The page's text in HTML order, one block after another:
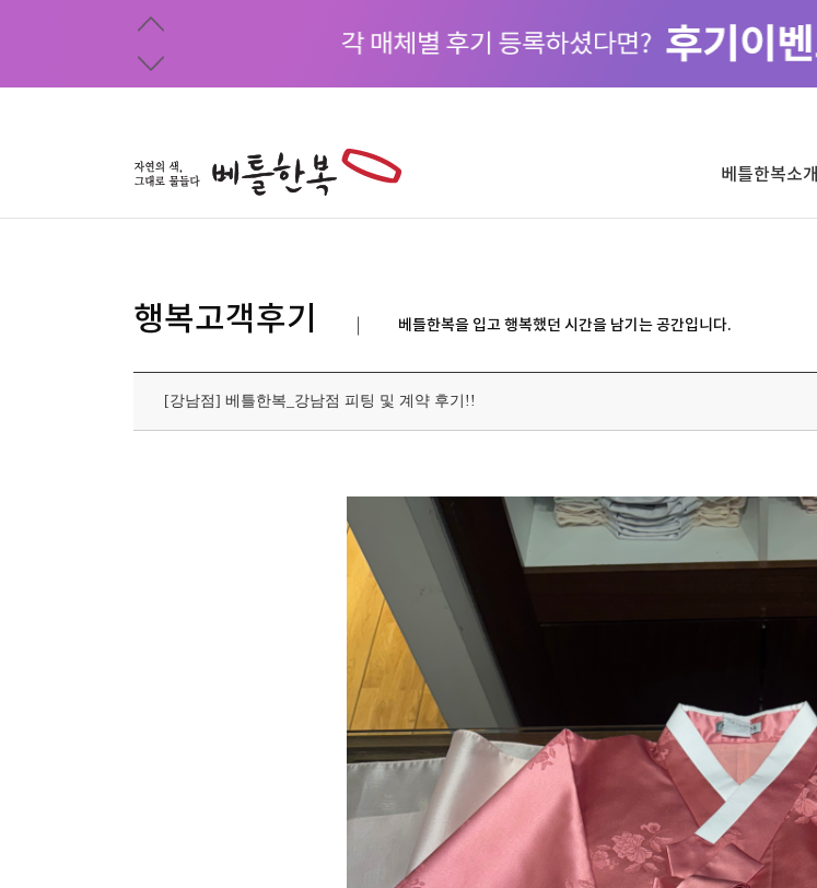
베틀한복소개
행복고객후기 베틀한복을 입고 행복했던 시간을 남기는 공간입니다.
[강남점] 베틀한복_강남점 피팅 및 계약 후기!!